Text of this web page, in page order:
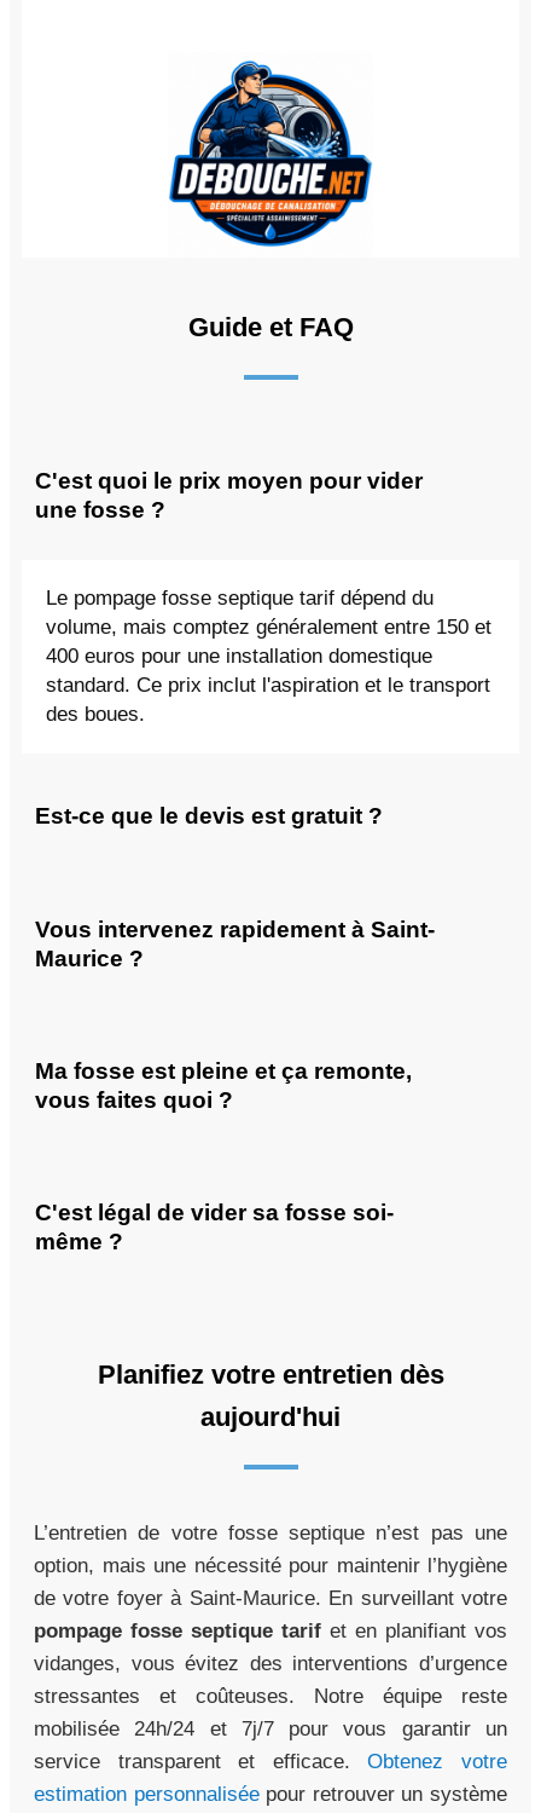
Guide et FAQ
C'est quoi le prix moyen pour vider
une fosse ?
Le pompage fosse septique tarif dépend du
volume, mais comptez généralement entre 150 et
400 euros pour une installation domestique
standard. Ce prix inclut l'aspiration et le transport
des boues.
Est-ce que le devis est gratuit ?
Vous intervenez rapidement à Saint-
Maurice ?
Ma fosse est pleine et ça remonte,
vous faites quoi ?
C'est légal de vider sa fosse soi-
même ?
Planifiez votre entretien dès
aujourd'hui
L’entretien de votre fosse septique n’est pas une
option, mais une nécessité pour maintenir l’hygiène
de votre foyer à Saint-Maurice. En surveillant votre
pompage fosse septique tarif et en planifiant vos
vidanges, vous évitez des interventions d’urgence
stressantes et coûteuses. Notre équipe reste
mobilisée 24h/24 et 7j/7 pour vous garantir un
service transparent et efficace.Obtenez votre
estimation personnaliséepour retrouver un système